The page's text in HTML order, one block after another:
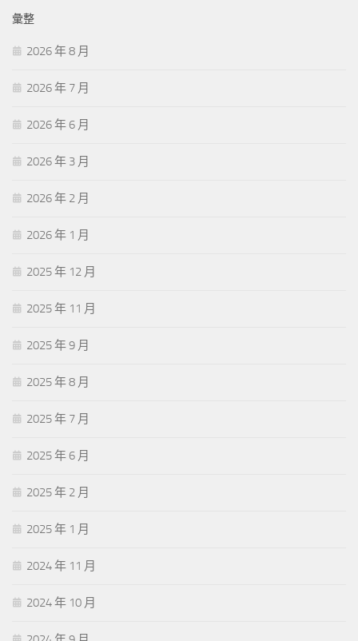
彙整
2026 年 8 月
2026 年 7 月
2026 年 6 月
2026 年 3 月
2026 年 2 月
2026 年 1 月
2025 年 12 月
2025 年 11 月
2025 年 9 月
2025 年 8 月
2025 年 7 月
2025 年 6 月
2025 年 2 月
2025 年 1 月
2024 年 11 月
2024 年 10 月